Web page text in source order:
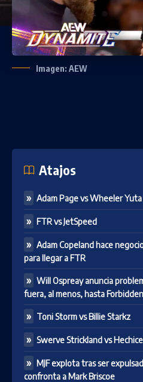
Imagen: AEW
Atajos
Adam Page vs Wheeler Yuta
FTR vs JetSpeed
Adam Copeland hace
para llegar a FTR
Will Ospreay anuncia
fuera, al menos, hasta
Toni Storm vs Billie Starkz
Swerve Strickland vs
MJF explota tras ser
confronta a Mark Briscoe